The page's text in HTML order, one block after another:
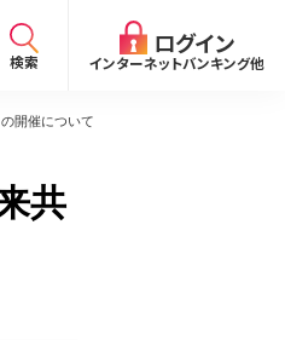
検索
ログイン
インターネットバンキング他
開催について
共